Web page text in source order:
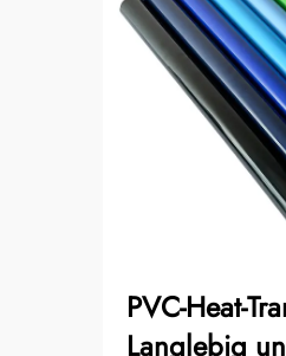
PVC-Heat-
Langlebig